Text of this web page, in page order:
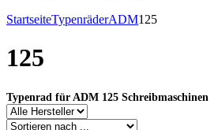
StartseiteTypenräderADM125
125
Typenrad für ADM 125 Schreibmaschinen